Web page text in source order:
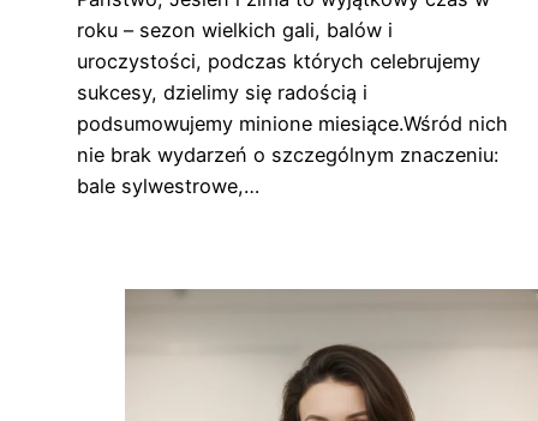
roku – sezon wielkich gali, balów i
uroczystości, podczas których celebrujemy
sukcesy, dzielimy się radością i
podsumowujemy minione miesiące.Wśród nich
nie brak wydarzeń o szczególnym znaczeniu:
bale sylwestrowe,…